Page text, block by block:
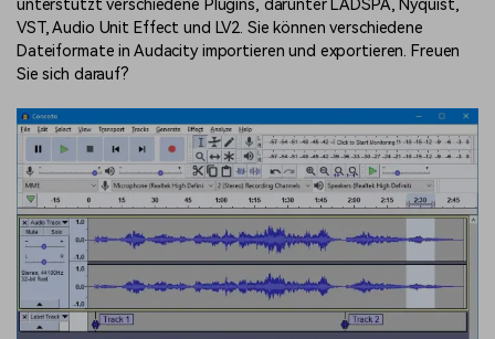
unterstützt verschiedene Plugins, darunter LADSPA, Nyquist,
VST, Audio Unit Effect und LV2. Sie können verschiedene
Dateiformate in Audacity importieren und exportieren. Freuen
Sie sich darauf?